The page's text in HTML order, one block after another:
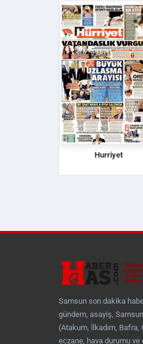
Hurriyet
Samsun son dakika
gündem, asayiş,
(Atakum, İlkadım,
eczane, hava durumu ve